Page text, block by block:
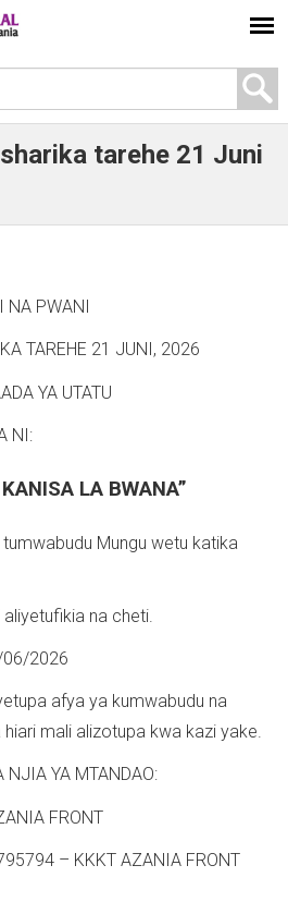
tarehe 21 Juni
NA PWANI
TAREHE 21 JUNI, 2026
YA UTATU
NI:
LA BWANA”
Mungu wetu katika
aliyetufikia na cheti.
06/2026
afya ya kumwabudu na
mali alizotupa kwa kazi yake.
NJIA YA MTANDAO:
FRONT
– KKKT AZANIA FRONT